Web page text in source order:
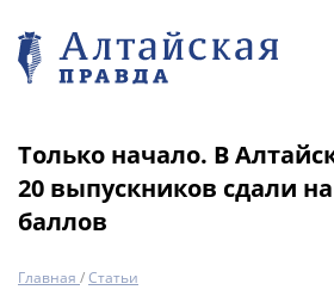
Только начало. В
20 выпускников сдали
баллов
Главная /Статьи